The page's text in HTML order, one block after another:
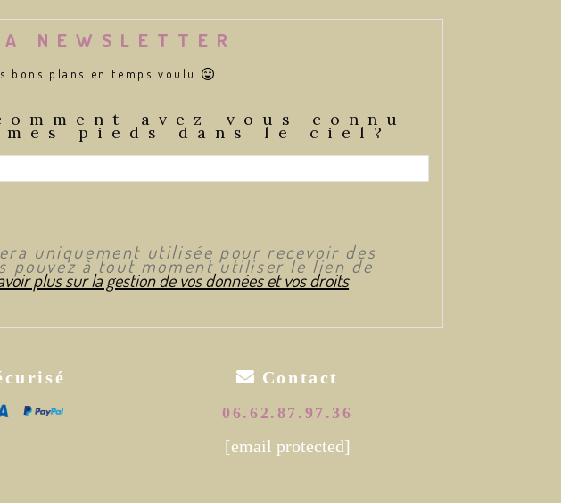
NEWSLETTER
bons plans en temps voulu 
avez-vous connu
mes pieds dans le ciel?
uniquement utilisée pour recevoir des
pouvez à tout moment utiliser le lien de
plus sur la gestion de vos données et vos droits
 Contact
06.62.87.97.36
[email protected]